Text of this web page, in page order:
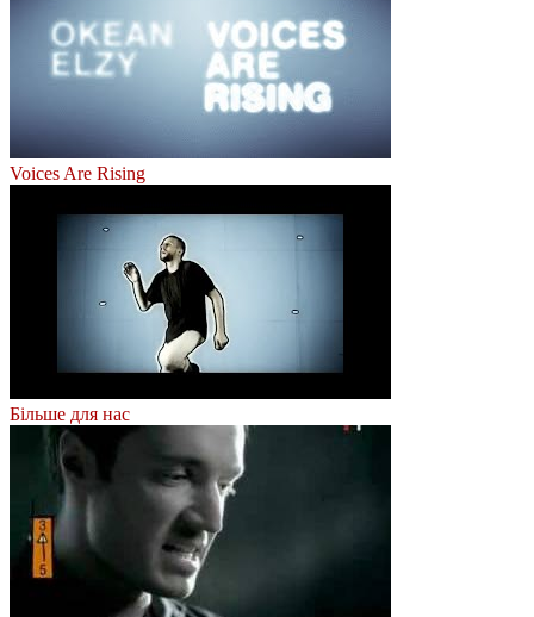
Voices Are Rising
Більше для нас